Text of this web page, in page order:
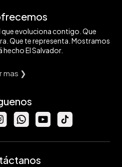
evoluciona contigo. Que
Que te representa. Mostramos
hecho El Salvador.
mas ❯